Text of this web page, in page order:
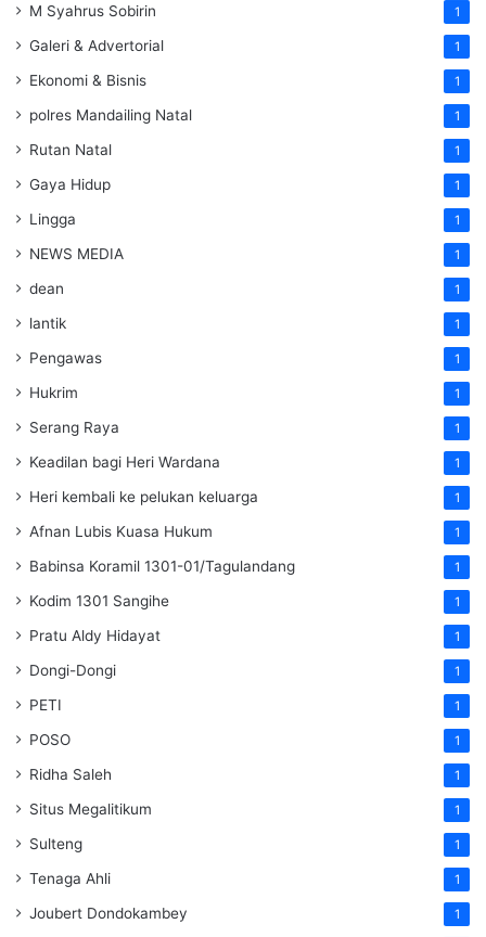
M Syahrus Sobirin 1
Galeri & Advertorial 1
Ekonomi & Bisnis 1
polres Mandailing Natal 1
Rutan Natal 1
Gaya Hidup 1
Lingga 1
NEWS MEDIA 1
dean 1
lantik 1
Pengawas 1
Hukrim 1
Serang Raya 1
Keadilan bagi Heri Wardana 1
Heri kembali ke pelukan keluarga 1
Afnan Lubis Kuasa Hukum 1
Babinsa Koramil 1301-01/Tagulandang 1
Kodim 1301 Sangihe 1
Pratu Aldy Hidayat 1
Dongi-Dongi 1
PETI 1
POSO 1
Ridha Saleh 1
Situs Megalitikum 1
Sulteng 1
Tenaga Ahli 1
Joubert Dondokambey 1